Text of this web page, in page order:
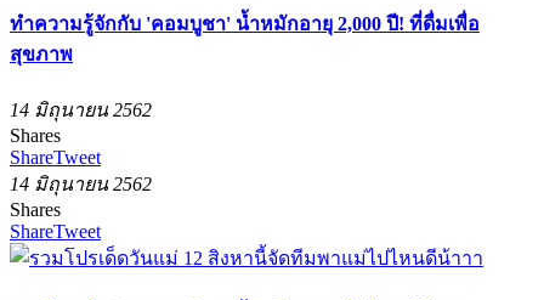
ทำความรู้จักกับ 'คอมบูชา' น้ำหมักอายุ 2,000 ปี! ที่ดื่มเพื่อ
สุขภาพ
14 มิถุนายน 2562
Shares
ShareTweet
14 มิถุนายน 2562
Shares
ShareTweet